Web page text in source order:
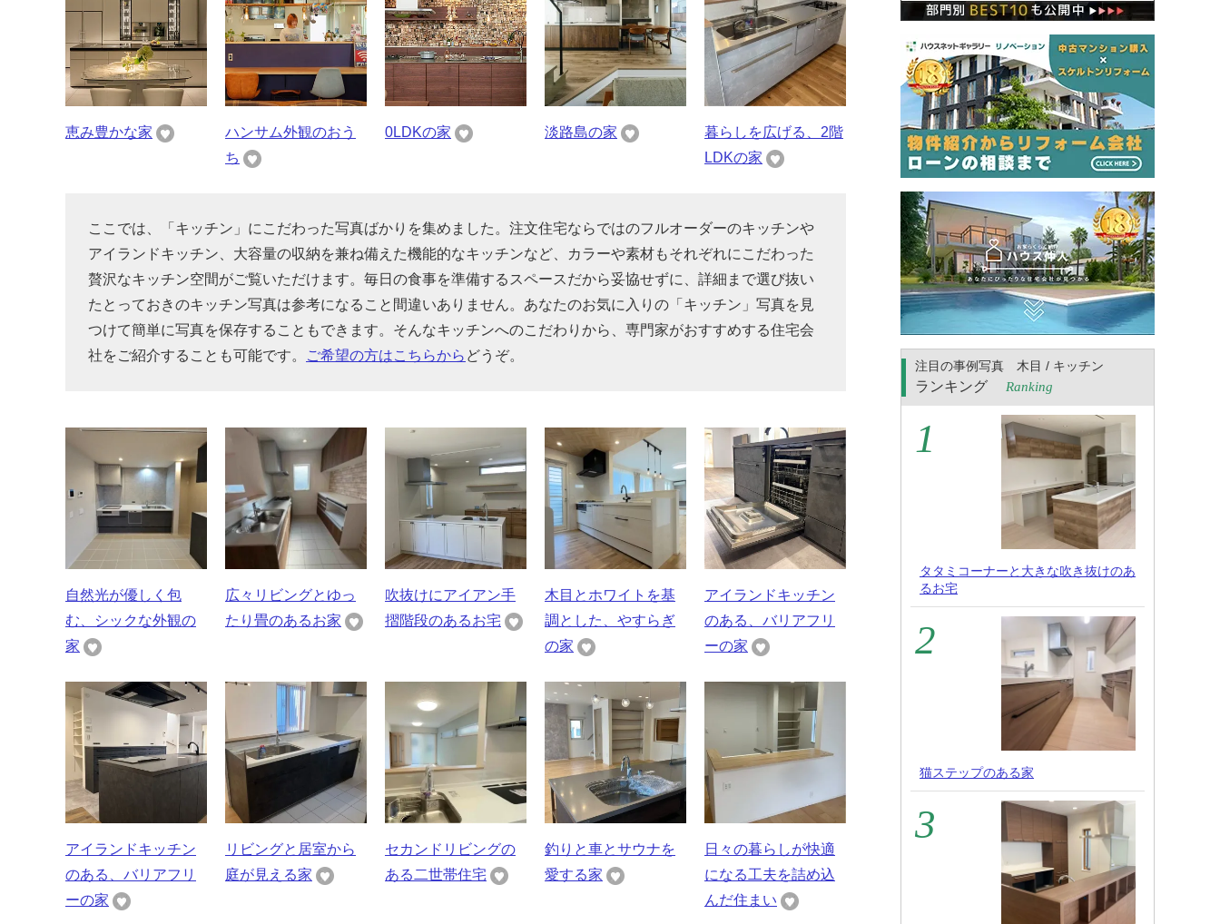
恵み豊かな家
ハンサム外観のおう
ち
0LDKの家 淡路島の家
暮らしを広げる、2階
LDKの家
ここでは、「キッチン」にこだわった写真ばかりを集めました。注文住宅ならではのフルオーダーのキッチンや
アイランドキッチン、大容量の収納を兼ね備えた機能的なキッチンなど、カラーや素材もそれぞれにこだわった
贅沢なキッチン空間がご覧いただけます。毎日の食事を準備するスペースだから妥協せずに、詳細まで選び抜い
たとっておきのキッチン写真は参考になること間違いありません。あなたのお気に入りの「キッチン」写真を見
つけて簡単に写真を保存することもできます。そんなキッチンへのこだわりから、専門家がおすすめする住宅会
社をご紹介することも可能です。
ご希望の方はこちらから どうぞ。
自然光が優しく包
む、シックな外観の
家
広々リビングとゆっ
たり畳のあるお家
吹抜けにアイアン手
摺階段のあるお宅
木目とホワイトを基
調とした、やすらぎ
の家
アイランドキッチン
のある、バリアフリ
ーの家
アイランドキッチン
のある、バリアフリ
ーの家
リビングと居室から
庭が見える家
セカンドリビングの
ある二世帯住宅
釣りと車とサウナを
愛する家
日々の暮らしが快適
になる工夫を詰め込
んだ住まい
注目の事例写真 木目 / キッチン
ランキング Ranking
タタミコーナーと大きな吹き抜けのあ
るお宅
猫ステップのある家